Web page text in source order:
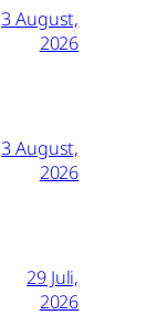
3 August,
2026
3 August,
2026
29 Juli,
2026